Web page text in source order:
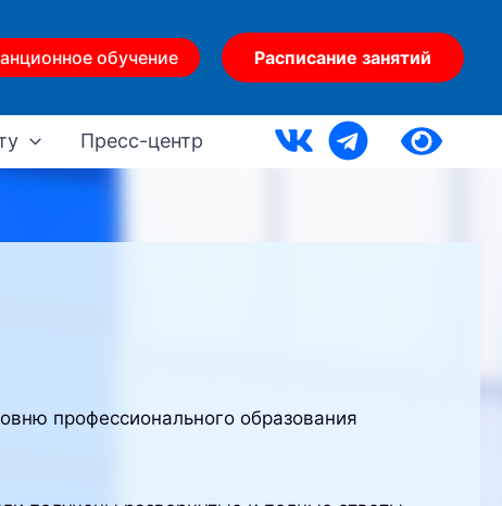
обучение Расписание занятий
Пресс-центр
профессионального образования